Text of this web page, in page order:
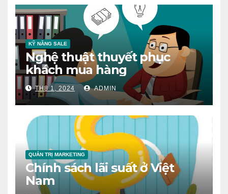
KỸ NĂNG SALE
Nghệ thuật thuyết phục
khách mua hàng
TH8 1, 2024 ADMIN
QUẢN TRỊ MARKETING
Chính sách lãi suất ở Việt
Nam